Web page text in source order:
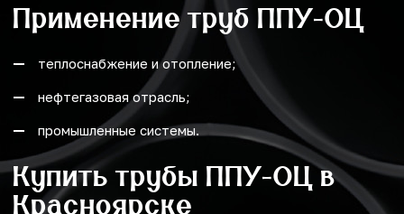
Применение труб ППУ-ОЦ
теплоснабжение и отопление;
нефтегазовая отрасль;
промышленные системы.
Купить трубы ППУ-ОЦ в
Красноярске